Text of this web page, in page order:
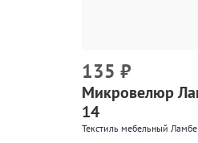
135 ₽
Микровелюр
14
Текстиль мебельный Ламбе